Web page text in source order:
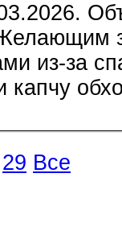
из-за
капчу
29 Все